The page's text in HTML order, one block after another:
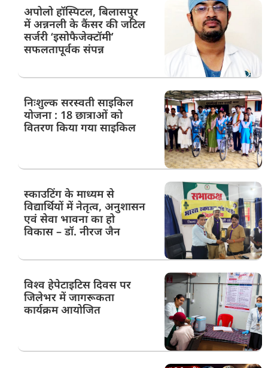
अपोलो हॉस्पिटल, बिलासपुर
में अन्ननली के कैंसर की जटिल
सर्जरी ‘इसोफैजेक्टॉमी’
सफलतापूर्वक संपन्न
निःशुल्क सरस्वती साइकिल
योजना : 18 छात्राओं को
वितरण किया गया साइकिल
स्काउटिंग के माध्यम से
विद्यार्थियों में नेतृत्व, अनुशासन
एवं सेवा भावना का हो
विकास – डॉ. नीरज जैन
विश्व हेपेटाइटिस दिवस पर
जिलेभर में जागरूकता
कार्यक्रम आयोजित